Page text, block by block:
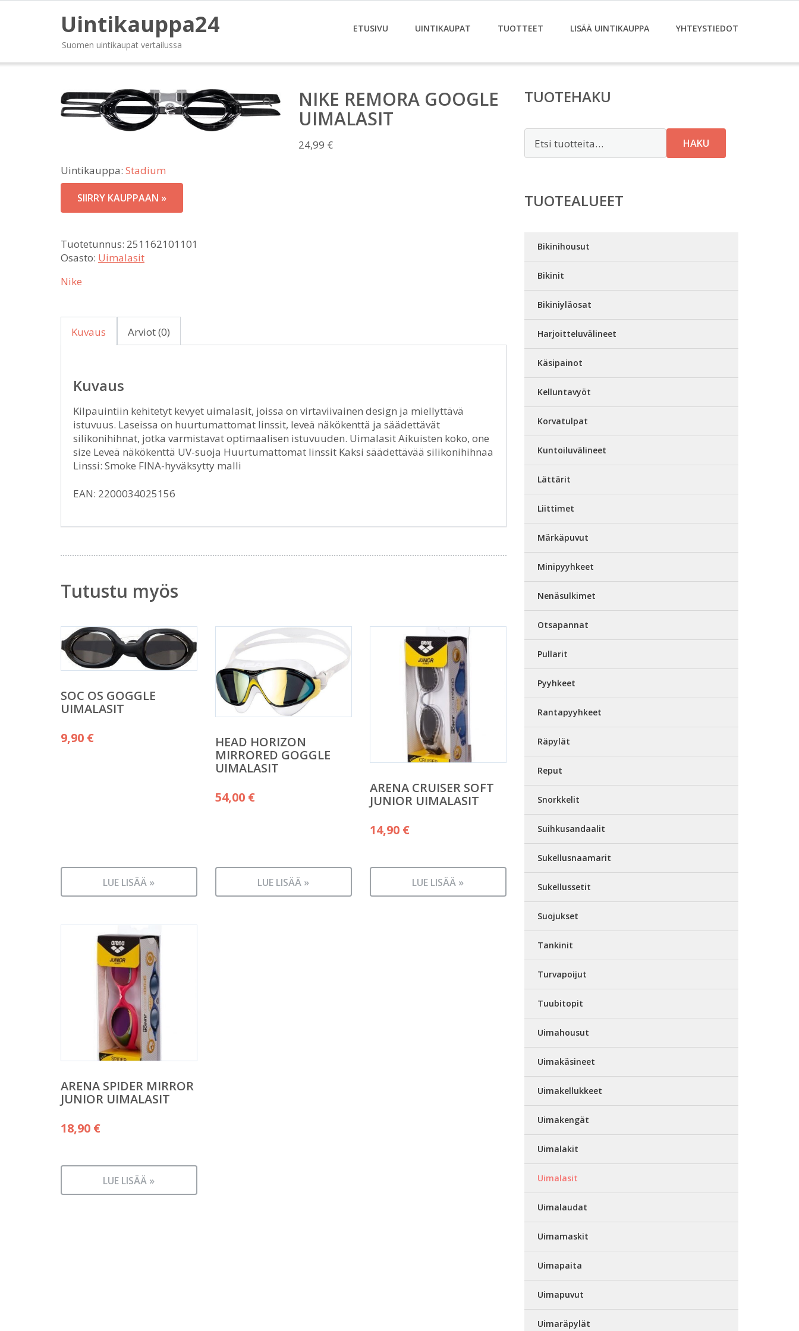
Uintikauppa24
Suomen uintikaupat vertailussa
ETUSIVU UINTIKAUPAT TUOTTEET LISÄÄ UINTIKAUPPA YHTEYSTIEDOT
NIKE REMORA GOOGLE
UIMALASIT
24,99 €
Uintikauppa: Stadium
SIIRRY KAUPPAAN »
Tuotetunnus: 251162101101
Osasto: Uimalasit
Nike
Kuvaus Arviot (0)
Kuvaus
Kilpauintiin kehitetyt kevyet uimalasit, joissa on virtaviivainen design ja miellyttävä
istuvuus. Laseissa on huurtumattomat linssit, leveä näkökenttä ja säädettävät
silikonihihnat, jotka varmistavat optimaalisen istuvuuden. Uimalasit Aikuisten koko, one
size Leveä näkökenttä UV-suoja Huurtumattomat linssit Kaksi säädettävää silikonihihnaa
Linssi: Smoke FINA-hyväksytty malli
EAN: 2200034025156
Tutustu myös
SOC OS GOGGLE
UIMALASIT
9,90 €
LUE LISÄÄ »
HEAD HORIZON
MIRRORED GOGGLE
UIMALASIT
54,00 €
LUE LISÄÄ »
ARENA CRUISER SOFT
JUNIOR UIMALASIT
14,90 €
LUE LISÄÄ »
ARENA SPIDER MIRROR
JUNIOR UIMALASIT
18,90 €
LUE LISÄÄ »
TUOTEHAKU
HAKU
TUOTEALUEET
Bikinihousut
Bikinit
Bikiniyläosat
Harjoitteluvälineet
Käsipainot
Kelluntavyöt
Korvatulpat
Kuntoiluvälineet
Lättärit
Liittimet
Märkäpuvut
Minipyyhkeet
Nenäsulkimet
Otsapannat
Pullarit
Pyyhkeet
Rantapyyhkeet
Räpylät
Reput
Snorkkelit
Suihkusandaalit
Sukellusnaamarit
Sukellussetit
Suojukset
Tankinit
Turvapoijut
Tuubitopit
Uimahousut
Uimakäsineet
Uimakellukkeet
Uimakengät
Uimalakit
Uimalasit
Uimalaudat
Uimamaskit
Uimapaita
Uimapuvut
Uimaräpylät